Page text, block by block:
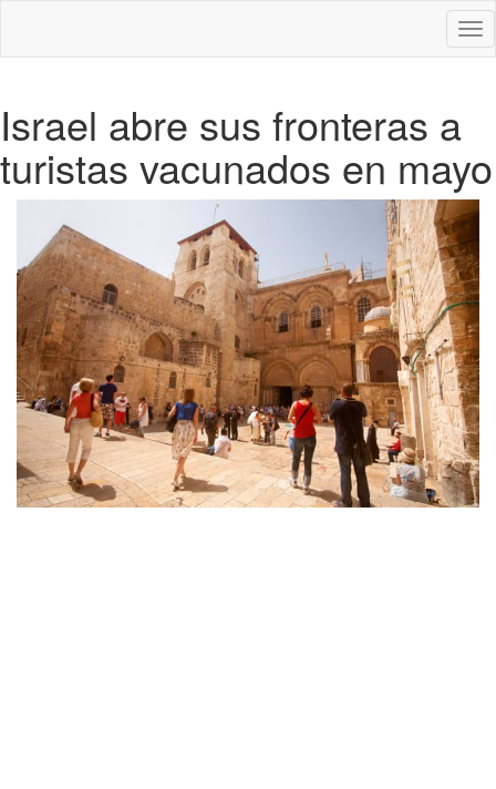
Israel abre sus fronteras a
turistas vacunados en mayo